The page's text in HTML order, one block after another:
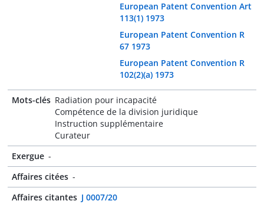
European Patent Convention Art
113(1) 1973
European Patent Convention R
67 1973
European Patent Convention R
102(2)(a) 1973
Mots-clés Radiation pour incapacité
Compétence de la division juridique
Instruction supplémentaire
Curateur
Exergue -
Affaires citées -
Affaires citantes J 0007/20